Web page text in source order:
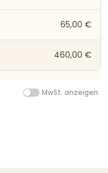
65,00 €
460,00 €
MwSt. anzeigen